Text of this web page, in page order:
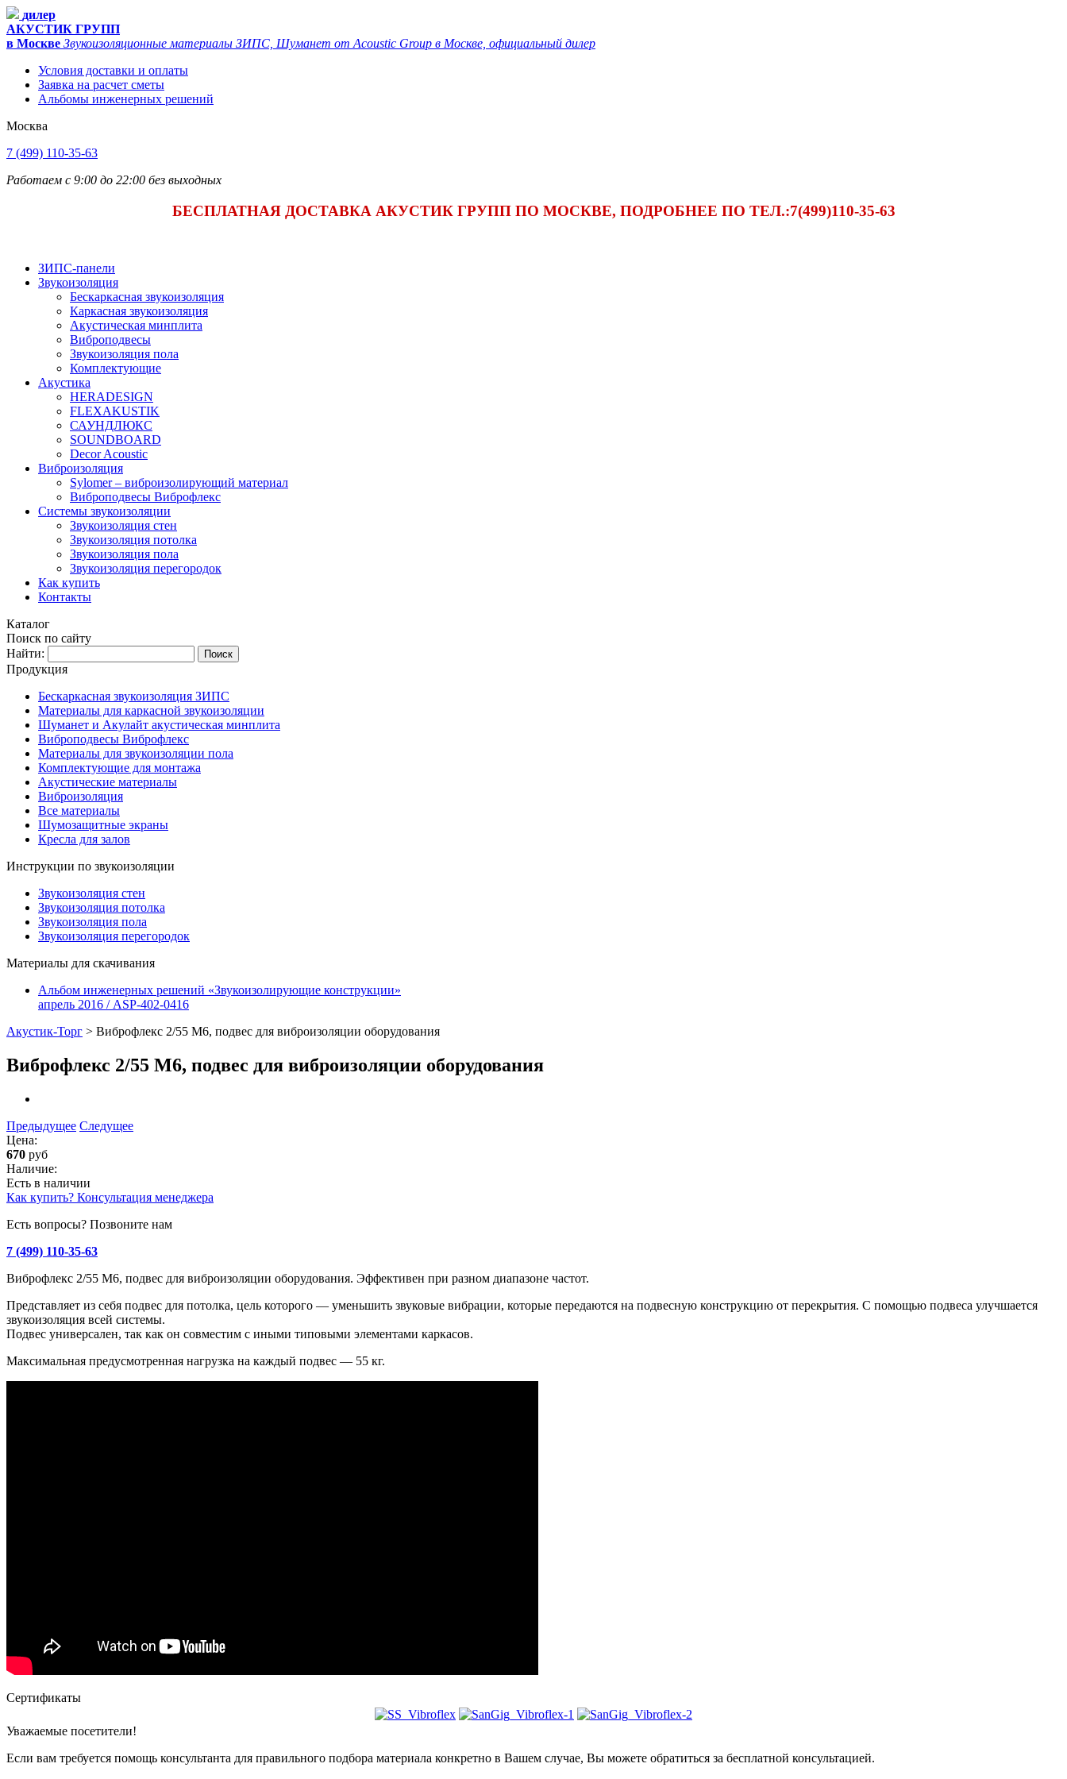
дилер
АКУСТИК ГРУПП
в Москве Звукоизоляционные материалы ЗИПС, Шуманет от Acoustic Group в Москве, официальный дилер
Условия доставки и оплаты
Заявка на расчет сметы
Альбомы инженерных решений
Москва
7 (499) 110-35-63
Работаем с 9:00 до 22:00 без выходных
БЕСПЛАТНАЯ ДОСТАВКА АКУСТИК ГРУПП ПО МОСКВЕ, ПОДРОБНЕЕ ПО ТЕЛ.:7(499)110-35-63
ЗИПС-панели
Звукоизоляция
Бескаркасная звукоизоляция
Каркасная звукоизоляция
Акустическая минплита
Виброподвесы
Звукоизоляция пола
Комплектующие
Акустика
HERADESIGN
FLEXAKUSTIK
САУНДЛЮКС
SOUNDBOARD
Decor Acoustic
Виброизоляция
Sylomer – виброизолирующий материал
Виброподвесы Виброфлекс
Системы звукоизоляции
Звукоизоляция стен
Звукоизоляция потолка
Звукоизоляция пола
Звукоизоляция перегородок
Как купить
Контакты
Каталог
Поиск по сайту
Найти:
Продукция
Бескаркасная звукоизоляция ЗИПС
Материалы для каркасной звукоизоляции
Шуманет и Акулайт акустическая минплита
Виброподвесы Виброфлекс
Материалы для звукоизоляции пола
Комплектующие для монтажа
Акустические материалы
Виброизоляция
Все материалы
Шумозащитные экраны
Кресла для залов
Инструкции по звукоизоляции
Звукоизоляция стен
Звукоизоляция потолка
Звукоизоляция пола
Звукоизоляция перегородок
Материалы для скачивания
Альбом инженерных решений «Звукоизолирующие конструкции»
апрель 2016 / ASP-402-0416
Акустик-Торг > Виброфлекс 2/55 М6, подвес для виброизоляции оборудования
Виброфлекс 2/55 М6, подвес для виброизоляции оборудования
Предыдущее Следущее
Цена:
670 руб
Наличие:
Есть в наличии
Как купить? Консультация менеджера
Есть вопросы? Позвоните нам
7 (499) 110-35-63
Виброфлекс 2/55 М6, подвес для виброизоляции оборудования. Эффективен при разном диапазоне частот.
Представляет из себя подвес для потолка, цель которого — уменьшить звуковые вибрации, которые передаются на подвесную конструкцию от перекрытия. С помощью подвеса улучшается
звукоизоляция всей системы.
Подвес универсален, так как он совместим с иными типовыми элементами каркасов.
Максимальная предусмотренная нагрузка на каждый подвес — 55 кг.
Сертификаты
Уважаемые посетители!
Если вам требуется помощь консультанта для правильного подбора материала конкретно в Вашем случае, Вы можете обратиться за бесплатной консультацией.